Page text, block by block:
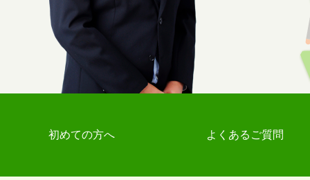
初めての方へ よくあるご質問